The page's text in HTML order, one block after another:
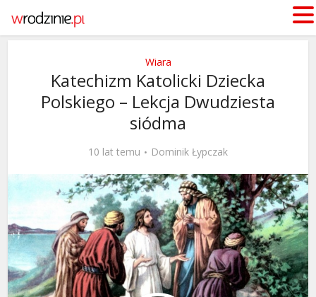
Wiara
Katechizm Katolicki Dziecka
Polskiego – Lekcja Dwudziesta
siódma
10 lat temu Dominik Łypczak